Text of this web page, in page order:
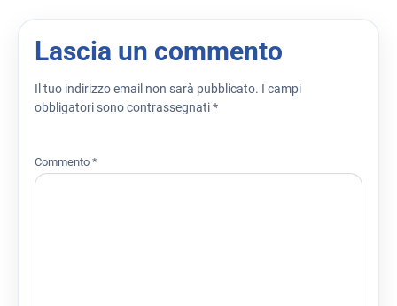
Lascia un commento
Il tuo indirizzo email non sarà pubblicato. I campi
obbligatori sono contrassegnati*
Commento *